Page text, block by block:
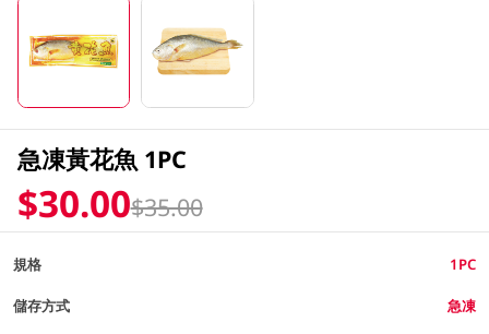
急凍黃花魚 1PC
$30.00$35.00
規格 1PC
儲存方式 急凍